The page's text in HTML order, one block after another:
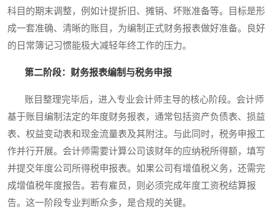
科目的期末调整，例如计提折旧、摊销、坏账准备等。目标是形
成一套准确、清晰的账目，为编制正式财务报表做好准备。良好
的日常簿记习惯能极大减轻年终工作的压力。
第二阶段：财务报表编制与税务申报
账目整理完毕后，进入专业会计师主导的核心阶段。会计师
基于账目编制法定的年度财务报表，通常包括资产负债表、损益
表、权益变动表和现金流量表及其附注。与此同时，税务申报工
作并行开展。会计师需要计算公司该财年的应纳税所得额，填写
并提交年度公司所得税申报表。如果公司有增值税义务，还需完
成增值税年度报告。若有雇员，则必须完成年度工资税结算报
告。这一阶段专业判断众多，是合规的关键。